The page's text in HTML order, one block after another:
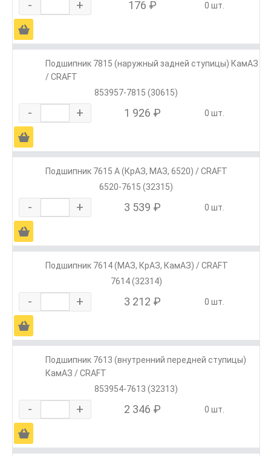
- + 176 ₽ 0 шт.
Ä
Подшипник 7815 (наружный задней ступицы) КамАЗ
/ CRAFT
853957-7815 (30615)
- + 1 926 ₽ 0 шт.
Ä
Подшипник 7615 А (КрАЗ, МАЗ, 6520) / CRAFT
6520-7615 (32315)
- + 3 539 ₽ 0 шт.
Ä
Подшипник 7614 (МАЗ, КрАЗ, КамАЗ) / CRAFT
7614 (32314)
- + 3 212 ₽ 0 шт.
Ä
Подшипник 7613 (внутренний передней ступицы)
КамАЗ / CRAFT
853954-7613 (32313)
- + 2 346 ₽ 0 шт.
Ä